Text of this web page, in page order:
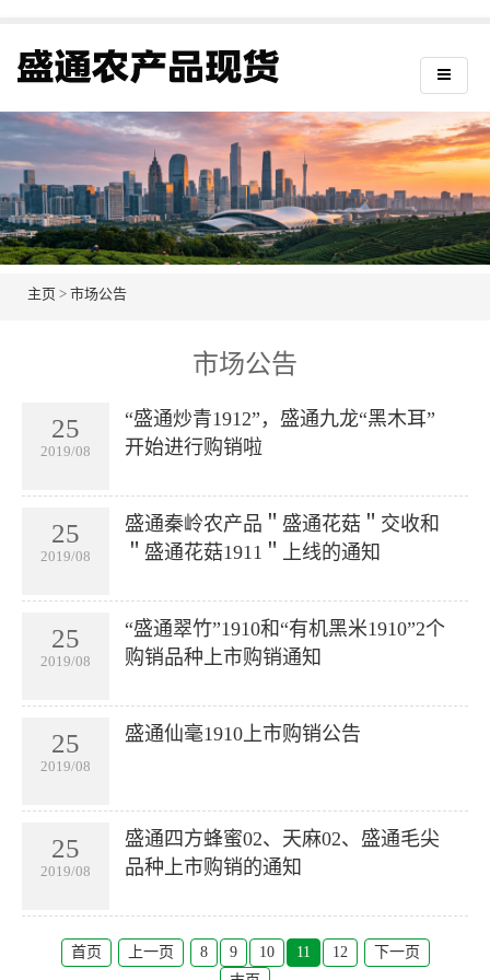
主页 > 市场公告
市场公告
25
2019/08
“盛通炒青1912”，盛通九龙“黑木耳”
开始进行购销啦
25
2019/08
盛通秦岭农产品＂盛通花菇＂交收和
＂盛通花菇1911＂上线的通知
25
2019/08
“盛通翠竹”1910和“有机黑米1910”2个
购销品种上市购销通知
25
2019/08
盛通仙毫1910上市购销公告
25
2019/08
盛通四方蜂蜜02、天麻02、盛通毛尖
品种上市购销的通知
首页 上一页 8 9 10 11 12
下一页